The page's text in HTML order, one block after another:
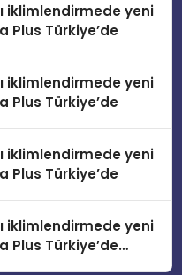
iklimlendirmede yeni
Plus Türkiye’de
iklimlendirmede yeni
Plus Türkiye’de
iklimlendirmede yeni
Plus Türkiye’de
iklimlendirmede yeni
Plus Türkiye’de
dostu tasarımıyla